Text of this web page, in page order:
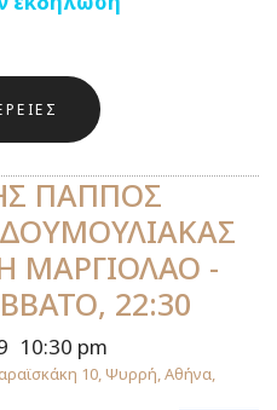
ΠΑΠΠΟΣ
ΜΑΡΓΙΟΛΑΟ -
22:30
10:30 pm
10, Ψυρρή, Αθήνα,